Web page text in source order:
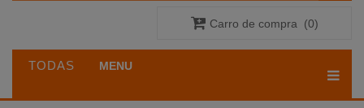
Carro de compra (0)
TODAS
LAS
MENU